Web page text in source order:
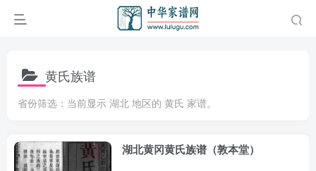
黄氏族谱
省份筛选：当前显示 湖北 地区的 黄氏 家谱。
湖北黄冈黄氏族谱（敦本堂）